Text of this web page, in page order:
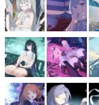
その他
電ファミニコゲーマーとは？
運営：株式会社マレ